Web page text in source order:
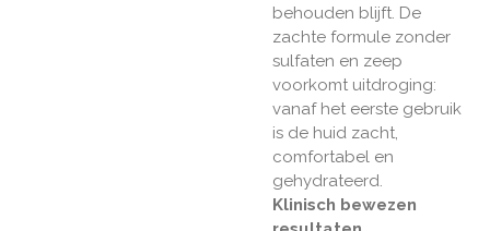
behouden blijft. De
zachte formule zonder
sulfaten en zeep
voorkomt uitdroging:
vanaf het eerste gebruik
is de huid zacht,
comfortabel en
gehydrateerd.
Klinisch bewezen